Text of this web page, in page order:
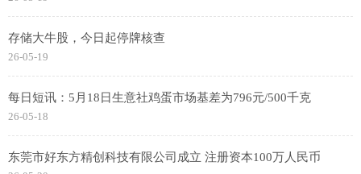
存储大牛股，今日起停牌核查
26-05-19
每日短讯：5月18日生意社鸡蛋市场基差为796元/500千克
26-05-18
东莞市好东方精创科技有限公司成立 注册资本100万人民币